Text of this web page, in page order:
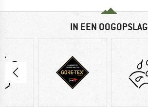
IN EEN OOGOPSLAG